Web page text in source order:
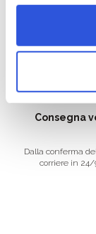
per soddisfare
Consegna
Dalla conferma
corriere in 24/